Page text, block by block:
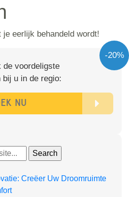
eerlijk behandeld wordt!
-20%
de voordeligste
bij u in de regio:
Creëer Uw Droomruimte